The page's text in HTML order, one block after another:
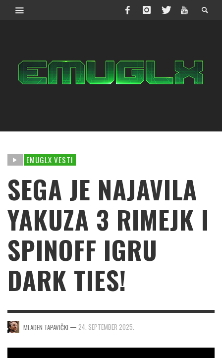
EMUGLX VESTI
SEGA JE NAJAVILA
YAKUZA 3 RIMEJK I
SPINOFF IGRU
DARK TIES!
MLADEN TAPAVIČKI — 24. SEPTEMBER 2025.